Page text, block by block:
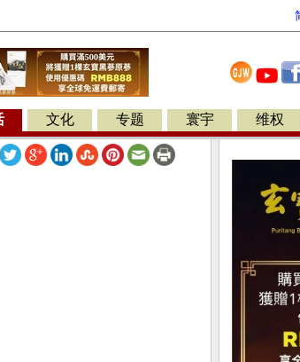
文化 专题 寰宇 维权